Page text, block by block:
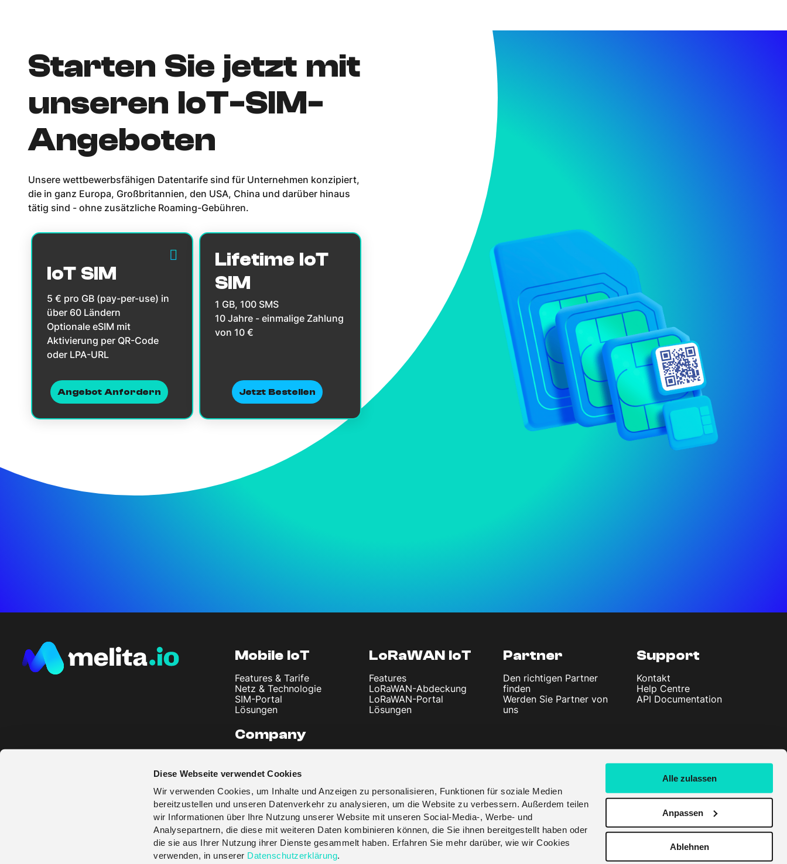
Diese Webseite verwendet Cookies
Wir verwenden Cookies, um Inhalte und Anzeigen zu personalisieren, Funktionen für soziale Medien
bereitzustellen und unseren Datenverkehr zu analysieren, um die Website zu verbessern. Außerdem teilen
wir Informationen über Ihre Nutzung unserer Website mit unseren Social-Media-, Werbe- und
Analysepartnern, die diese mit weiteren Daten kombinieren können, die Sie ihnen bereitgestellt haben oder
die sie aus Ihrer Nutzung ihrer Dienste gesammelt haben. Erfahren Sie mehr darüber, wie wir Cookies
verwenden, in unserer Datenschutzerklärung.
Alle zulassen
Anpassen
Ablehnen
Starten Sie jetzt mit
unseren IoT-SIM-
Angeboten
Unsere wettbewerbsfähigen Datentarife sind für Unternehmen konzipiert,
die in ganz Europa, Großbritannien, den USA, China und darüber hinaus
tätig sind - ohne zusätzliche Roaming-Gebühren.
IoT SIM
5 € pro GB (pay-per-use) in
über 60 Ländern
Optionale eSIM mit
Aktivierung per QR-Code
oder LPA-URL
Angebot Anfordern
Lifetime IoT
SIM
1 GB, 100 SMS
10 Jahre - einmalige Zahlung
von 10 €
Jetzt Bestellen
Mobile IoT
Features & Tarife
Netz & Technologie
SIM-Portal
Lösungen
LoRaWAN IoT
Features
LoRaWAN-Abdeckung
LoRaWAN-Portal
Lösungen
Partner
Den richtigen Partner
finden
Werden Sie Partner von
uns
Support
Kontakt
Help Centre
API Documentation
Company
Impressum
Datenschutzerklärung
AGB